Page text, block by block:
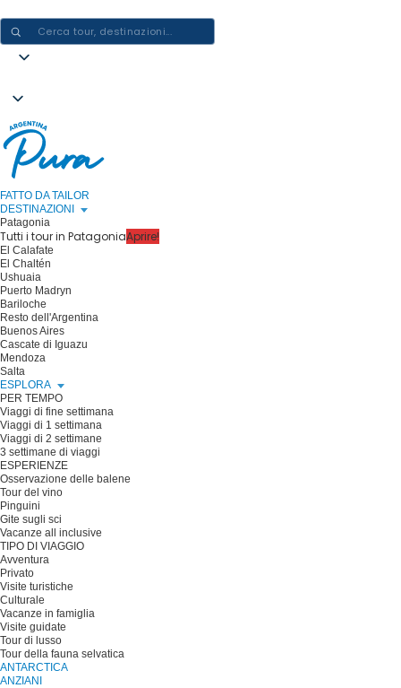
FATTO DA TAILOR
DESTINAZIONI
Patagonia
Tutti i tour in PatagoniaAprire!
El Calafate
El Chaltén
Ushuaia
Puerto Madryn
Bariloche
Resto dell'Argentina
Buenos Aires
Cascate di Iguazu
Mendoza
Salta
ESPLORA
PER TEMPO
Viaggi di fine settimana
Viaggi di 1 settimana
Viaggi di 2 settimane
3 settimane di viaggi
ESPERIENZE
Osservazione delle balene
Tour del vino
Pinguini
Gite sugli sci
Vacanze all inclusive
TIPO DI VIAGGIO
Avventura
Privato
Visite turistiche
Culturale
Vacanze in famiglia
Visite guidate
Tour di lusso
Tour della fauna selvatica
ANTARCTICA
ANZIANI